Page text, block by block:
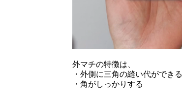
外マチの特徴は、
・外側に三角の縫い代ができる
・角がしっかりする